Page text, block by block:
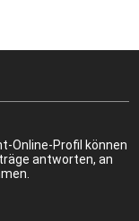
Online-Profil können
antworten, an